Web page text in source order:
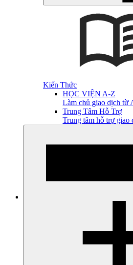
Kiến Thức
HỌC VIỆN A-Z
Làm chủ giao dịch từ
Trung Tâm Hỗ Trợ
Trung tâm hỗ trợ giao